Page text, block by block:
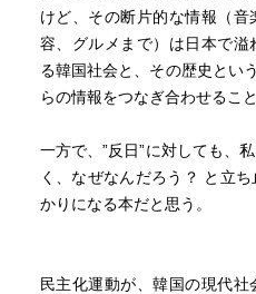
けど、その断片的な情報（
容、グルメまで）は日本で
る韓国社会と、その歴史とい
らの情報をつなぎ合わせるこ
一方で、”反日”に対しても、
く、なぜなんだろう？ と立
かりになる本だと思う。
民主化運動が、韓国の現代